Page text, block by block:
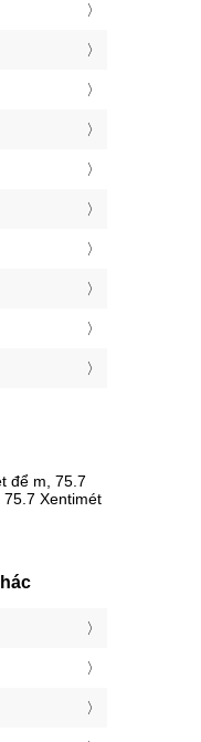
để m, 75.7
Xentimét